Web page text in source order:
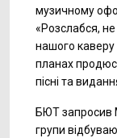
музичному
«Розслабся,
нашого каверу
планах
пісні та
БЮТ запросив
групи